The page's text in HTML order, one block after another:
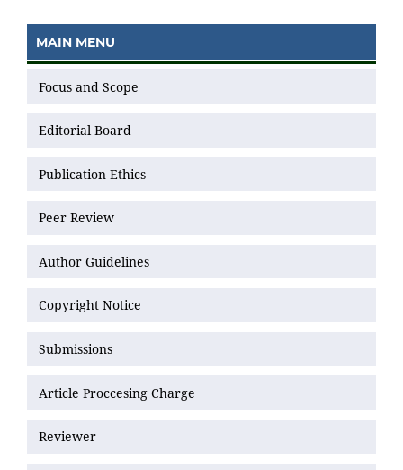
MAIN MENU
Focus and Scope
Editorial Board
Publication Ethics
Peer Review
Author Guidelines
Copyright Notice
Submissions
Article Proccesing Charge
Reviewer